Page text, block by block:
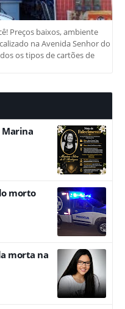
Preços baixos, ambiente
na Avenida Senhor do
os tipos de cartões de
Marina
morto
morta na